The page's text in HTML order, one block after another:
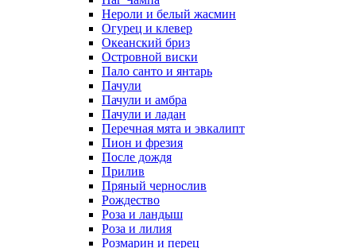
Нероли и белый жасмин
Огурец и клевер
Океанский бриз
Островной виски
Пало санто и янтарь
Пачули
Пачули и амбра
Пачули и ладан
Перечная мята и эвкалипт
Пион и фрезия
После дождя
Прилив
Пряный чернослив
Рождество
Роза и ландыш
Роза и лилия
Розмарин и перец